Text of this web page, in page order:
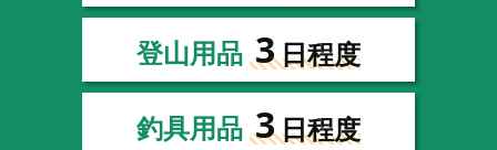
登山用品 3日程度
釣具用品 3日程度